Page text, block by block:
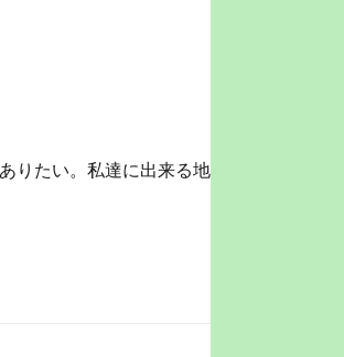
りたい。私達に出来る地